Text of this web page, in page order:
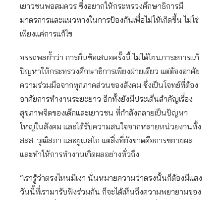
เยาวชนพอสมควร ซึ่งอยากให้กระทรวงศึกษาธิการมี
มาตรการและแนวทางในการป้องกันเพื่อไม่ให้เกิดขึ้น ไม่ใช่
เพียงแค่การแก้ไข
อรรถพลย้ำว่า การยื่นข้อเสนอครั้งนี้ ไม่ได้โยนภาระการแก้
ปัญหาให้กระทรวงศึกษาธิการเพียงฝ่ายเดียว แต่ต้องอาศัย
ความร่วมมือจากทุกภาคส่วนของสังคม ซึ่งเป็นโจทย์ที่ต้อง
อาศัยการทำงานระยะยาว อีกทั้งยังมีประเด็นสำคัญเรื่อง
สุขภาพจิตของเด็กและเยาวชน ที่กำลังกลายเป็นปัญหา
ใหญ่ในสังคม และได้รับความสนใจจากหลายหน่วยงานทั้ง
สสส. วุฒิสภา และยูเนสโก แต่สิ่งที่ยังขาดคือการขยายผล
และทำให้การทำงานเกิดผลอย่างทั่วถึง
“เรารู้ว่าตรงไหนมีเงา นั่นหมายความว่าตรงนั้นก็ต้องมีแสง
วันนี้ที่เรามารับฟังร่วมกัน ก็จะได้เห็นถึงความพยายามของ